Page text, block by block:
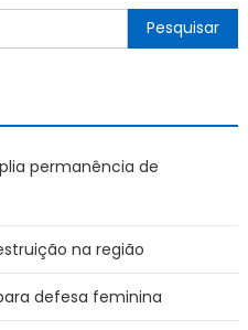
permanência de
na região
defesa feminina